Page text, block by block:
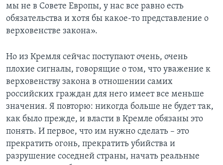
мы не в Совете Европы, у нас все равно есть
обязательства и хотя бы какое-то представление о
верховенстве закона».
Но из Кремля сейчас поступают очень, очень
плохие сигналы, говорящие о том, что уважение к
верховенству закона в отношении самих
российских граждан для него имеет все меньше
значения. Я повторю: никогда больше не будет так,
как было прежде, и власти в Кремле обязаны это
понять. И первое, что им нужно сделать – это
прекратить огонь, прекратить убийства и
разрушение соседней страны, начать реальные